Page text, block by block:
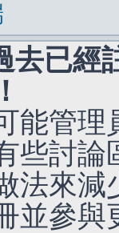
去已經
能管理
些討論
法來減
並參與